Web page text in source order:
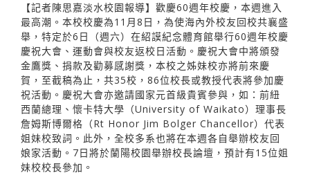
【記者陳思嘉淡水校園報導】歡慶60週年校慶，本週進入
最高潮。本校校慶為11月8日，為使海內外校友回校共襄盛
舉，特定於6日（週六）在紹謨紀念體育館舉行60週年校慶
慶祝大會、運動會與校友返校日活動。慶祝大會中將頒發
金鷹獎、捐款及勸募感謝獎，本校之姊妹校亦將前來慶
賀，至截稿為止，共35校，86位校長或教授代表將參加慶
祝活動。慶祝大會亦邀請國家元首級貴賓參與，如：前紐
西蘭總理、懷卡特大學（University of Waikato）理事長
詹姆斯博爾格（Rt Honor Jim Bolger Chancellor）代表
姐妹校致詞。此外，全校多系也將在本週各自舉辦校友回
娘家活動。7日將於蘭陽校園舉辦校長論壇，預計有15位姐
妹校校長參加。